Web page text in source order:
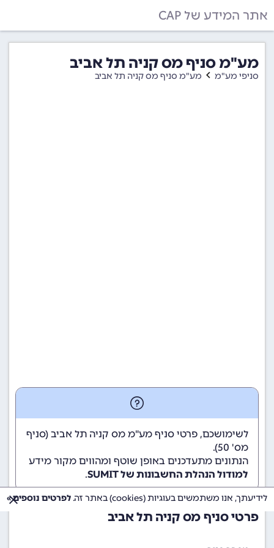
אתר המידע של CAP
מע"מ סניף מס קניה תל אביב
סניפי מע"מ מע"מ סניף מס קניה תל אביב
לשימושכם, פרטי סניף מע"מ מס קניה תל אביב (סניף
מס' 50).
הנתונים מתעדכנים באופן שוטף ומהווים מקור מידע
למודול הנהלת החשבונות של SUMIT
.
פרטי סניף מס קניה תל אביב
לידיעתך, אנו משתמשים בעוגיות (cookies) באתר זה. לפרטים נוספים »